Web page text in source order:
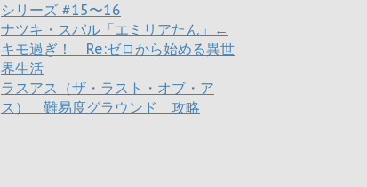
シリーズ #15〜16
ナツキ・スバル「エミリアたん」←
キモ過ぎ！ Re:ゼロから始める異世
界生活
ラスアス（ザ・ラスト・オブ・ア
ス） 難易度グラウンド 攻略